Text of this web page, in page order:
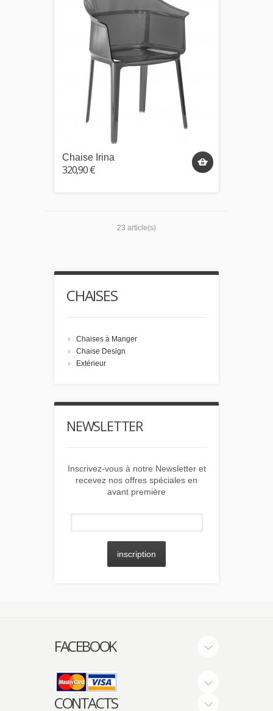
Chaise Irina
320,90 €
23 article(s)
CHAISES
Chaises à Manger
Chaise Design
Extérieur
NEWSLETTER
Inscrivez-vous à notre Newsletter et
recevez nos offres spéciales en
avant première
inscription
FACEBOOK
CONTACTS